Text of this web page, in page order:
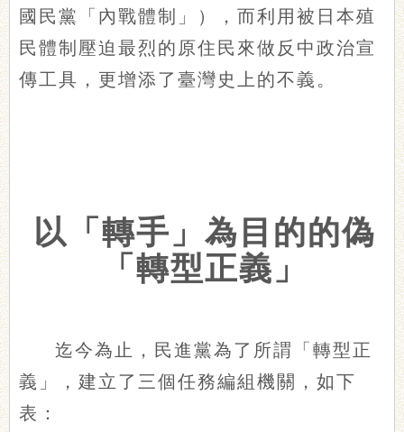
國民黨「內戰體制」），而利用被日本殖
民體制壓迫最烈的原住民來做反中政治宣
傳工具，更增添了臺灣史上的不義。
以「轉手」為目的的偽
「轉型正義」
迄今為止，民進黨為了所謂「轉型正
義」，建立了三個任務編組機關，如下
表：